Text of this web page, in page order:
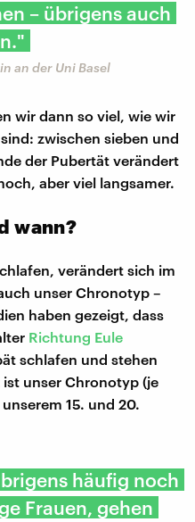
– übrigens auch
an der Uni Basel
wir dann so viel, wie wir
zwischen sieben und
der Pubertät verändert
aber viel langsamer.
wann?
verändert sich im
unser Chronotyp –
haben gezeigt, dass
Richtung Eule
schlafen und stehen
unser Chronotyp (je
15. und 20.
häufig noch
Frauen, gehen